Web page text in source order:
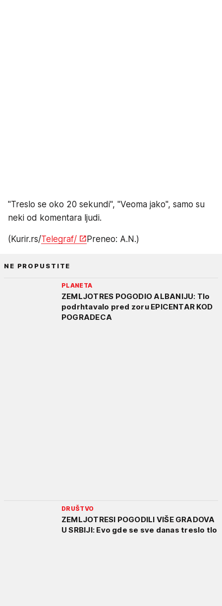
"Treslo se oko 20 sekundi", "Veoma jako", samo su
neki od komentara ljudi.
(Kurir.rs/Telegraf/ Preneo: A.N.)
NE PROPUSTITE
PLANETA
ZEMLJOTRES POGODIO ALBANIJU: Tlo
podrhtavalo pred zoru EPICENTAR KOD
POGRADECA
DRUŠTVO
ZEMLJOTRESI POGODILI VIŠE GRADOVA
U SRBIJI: Evo gde se sve danas treslo tlo